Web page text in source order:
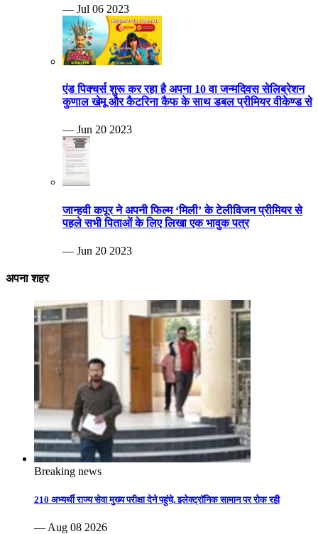
— Jul 06 2023
एंड पिक्चर्स शुरू कर रहा है अपना 10 वा जन्मदिवस सेलिब्रेशन
कुणाल खेमू और कैटरिना कैफ के साथ डबल प्रीमियर वीकेण्ड से
— Jun 20 2023
जान्हवी कपूर ने अपनी फिल्म ‘मिली’ के टेलीविजन प्रीमियर से
पहले सभी पिताओं के लिए लिखा एक भावुक पत्र
— Jun 20 2023
अपना शहर
Breaking news
210 अभ्यर्थी राज्य सेवा मुख्य परीक्षा देने पहुंचे, इलेक्ट्रॉनिक सामान पर रोक रही
— Aug 08 2026